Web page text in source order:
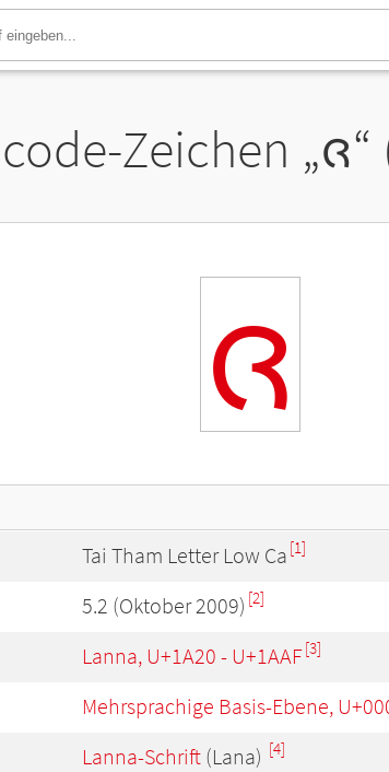
Zeichen „ᨩ
ᨩ
Tai Tham Letter Low Ca [1]
5.2 (Oktober 2009) [2]
Lanna, U+1A20 - U+1AAF[3]
Mehrsprachige Basis-Ebene,
Lanna-Schrift (Lana) [4]